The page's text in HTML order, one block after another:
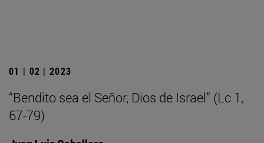
01 | 02 | 2023
“Bendito sea el Señor, Dios de Israel” (Lc 1,
67-79)